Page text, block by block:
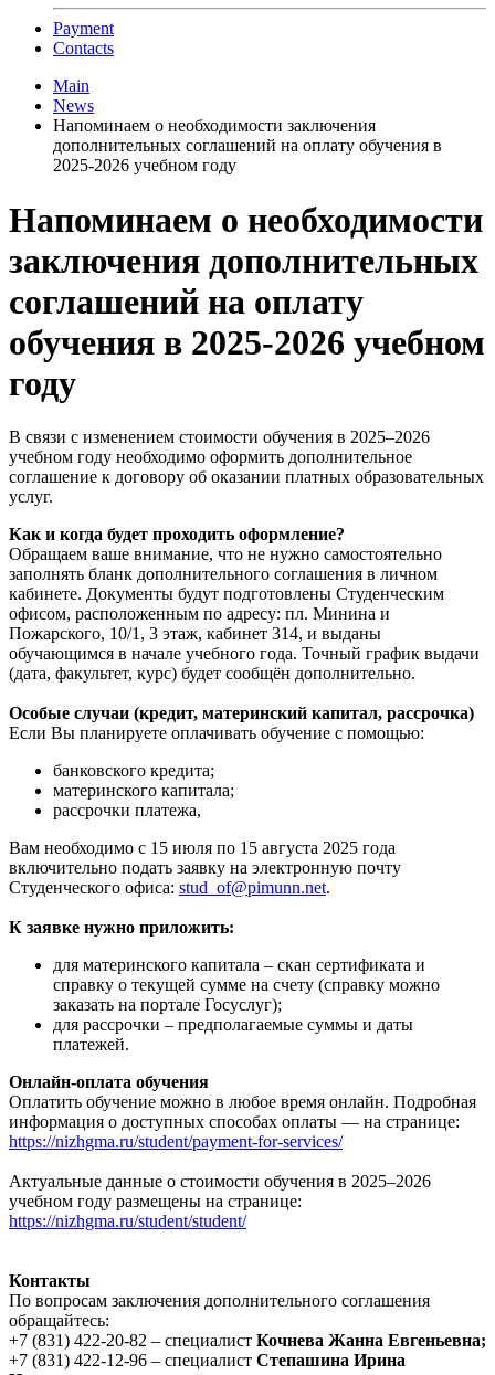
Payment
Contacts
Main
News
Напоминаем о необходимости заключения
дополнительных соглашений на оплату обучения в
2025-2026 учебном году
Напоминаем о необходимости
заключения дополнительных
соглашений на оплату
обучения в 2025-2026 учебном
году
В связи с изменением стоимости обучения в 2025–2026
учебном году необходимо оформить дополнительное
соглашение к договору об оказании платных образовательных
услуг.
Как и когда будет проходить оформление?
Обращаем ваше внимание, что не нужно самостоятельно
заполнять бланк дополнительного соглашения в личном
кабинете. Документы будут подготовлены Студенческим
офисом, расположенным по адресу: пл. Минина и
Пожарского, 10/1, 3 этаж, кабинет 314, и выданы
обучающимся в начале учебного года. Точный график выдачи
(дата, факультет, курс) будет сообщён дополнительно.
Особые случаи (кредит, материнский капитал, рассрочка)
Если Вы планируете оплачивать обучение с помощью:
банковского кредита;
материнского капитала;
рассрочки платежа,
Вам необходимо с 15 июля по 15 августа 2025 года
включительно подать заявку на электронную почту
Студенческого офиса: stud_of@pimunn.net.
К заявке нужно приложить:
для материнского капитала – скан сертификата и
справку о текущей сумме на счету (справку можно
заказать на портале Госуслуг);
для рассрочки – предполагаемые суммы и даты
платежей.
Онлайн-оплата обучения
Оплатить обучение можно в любое время онлайн. Подробная
информация о доступных способах оплаты — на странице:
https://nizhgma.ru/student/payment-for-services/
Актуальные данные о стоимости обучения в 2025–2026
учебном году размещены на странице:
https://nizhgma.ru/student/student/
Контакты
По вопросам заключения дополнительного соглашения
обращайтесь:
+7 (831) 422-20-82 – специалист Кочнева Жанна Евгеньевна;
+7 (831) 422-12-96 – специалист Степашина Ирина